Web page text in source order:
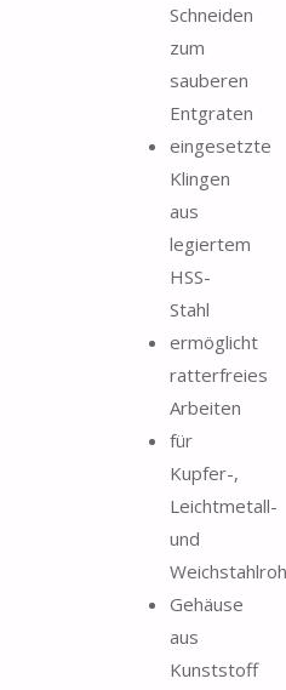
Schneiden
zum
sauberen
Entgraten
eingesetzte
Klingen
aus
legiertem
HSS-
Stahl
ermöglicht
ratterfreies
Arbeiten
für
Kupfer-,
Leichtmetall-
und
Gehäuse
aus
Kunststoff